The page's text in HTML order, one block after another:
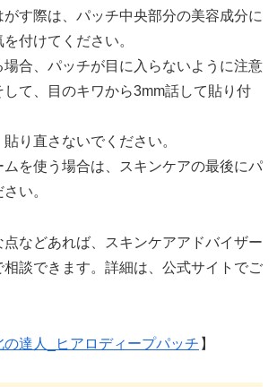
がす際は、パッチ中央部分の美容成分に
付けてください。
場合、パッチが目に入らないように注意
して、目のキワから3mm話して貼り付
貼り直さないでください。
ムを使う場合は、スキンケアの最後にパ
い。
点などあれば、スキンケアアドバイザー
相談できます。詳細は、公式サイトでご
の達人_ヒアロディープパッチ 】